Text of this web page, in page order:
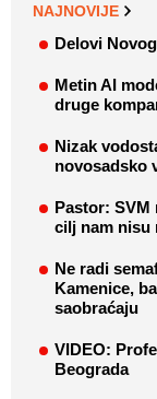
NAJNOVIJE
Delovi
Metin AI
druge
Nizak
novosadsko
Pastor:
cilj nam nisu
Ne radi
Kamenice,
saobraćaju
VIDEO:
Beograda